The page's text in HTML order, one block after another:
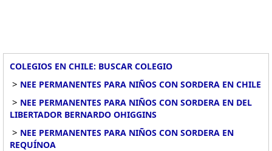
COLEGIOS EN CHILE: BUSCAR COLEGIO
> NEE PERMANENTES PARA NIÑOS CON SORDERA EN CHILE
> NEE PERMANENTES PARA NIÑOS CON SORDERA EN DEL
LIBERTADOR BERNARDO OHIGGINS
> NEE PERMANENTES PARA NIÑOS CON SORDERA EN
REQUÍNOA